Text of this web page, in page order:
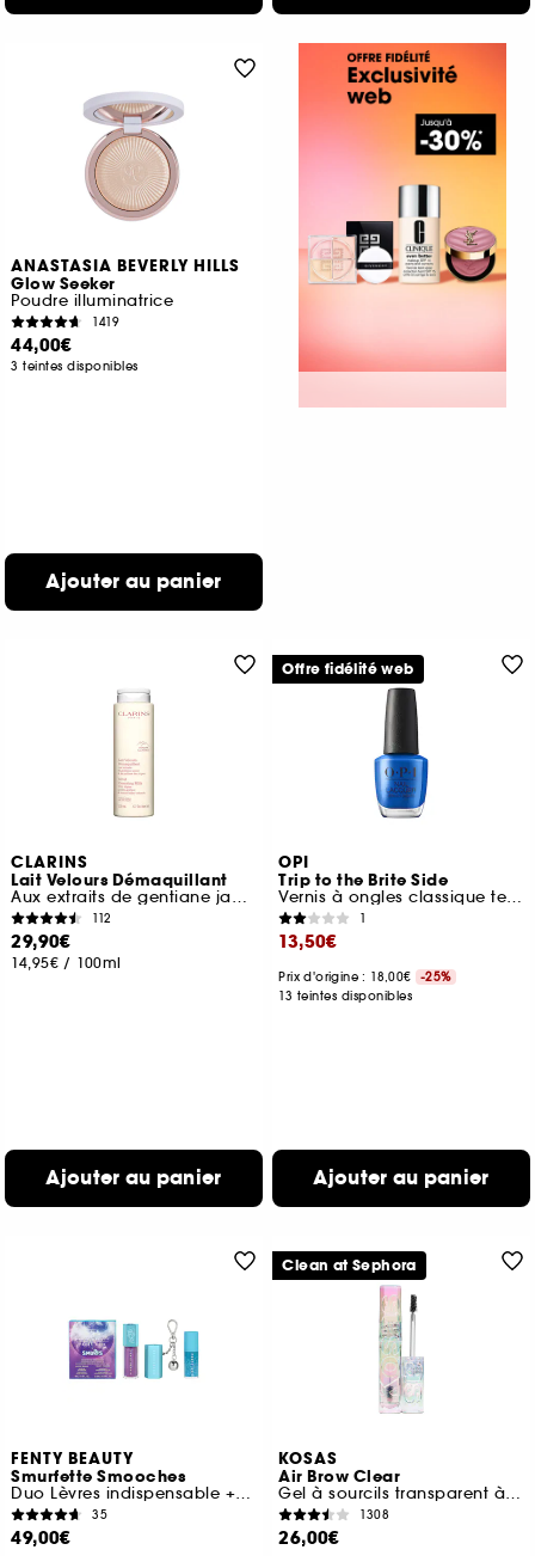
ANASTASIA BEVERLY HILLS
Glow Seeker
Poudre illuminatrice
1419
44,00€
3 teintes disponibles
Ajouter au panier
CLARINS
Lait Velours Démaquillant
Aux extraits de gentiane jaune & mélisse des Alpes
112
29,90€
14,95€ / 100ml
Ajouter au panier
OPI
Trip to the Brite Side
Vernis à ongles classique tenue jusqu'à 7 jours
1
13,50€
Prix d'origine : 18,00€
-25%
13 teintes disponibles
Ajouter au panier
Offre fidélité web
FENTY BEAUTY
Smurfette Smooches
Duo Lèvres indispensable + Porte-clés
35
49,00€
KOSAS
Air Brow Clear
Gel à sourcils transparent à effet laminé
1308
26,00€
Clean at Sephora